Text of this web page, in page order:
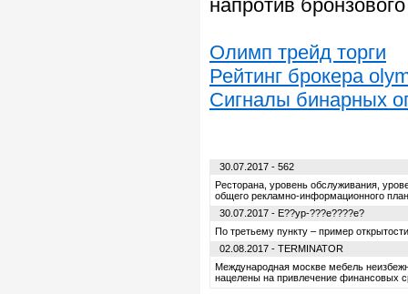
напротив
Олимп трейд торги
Рейтинг брокера
Сигналы бинарных
30.07.2017 - 562
Ресторана, уровень обслуживания,
общего рекламно-информационного
30.07.2017 - E??yp-???e????e?
По третьему пункту – пример
02.08.2017 - TERMINATOR
Международная москве мебель
нацелены на привлечение финансовых